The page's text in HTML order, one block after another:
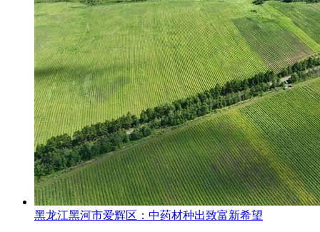
黑龙江黑河市爱辉区：中药材种出致富新希望